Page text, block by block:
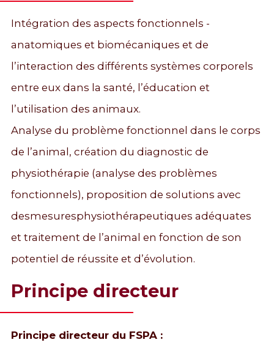
Intégration des aspects fonctionnels -
anatomiques et biomécaniques et de
l’interaction des différents systèmes corporels
entre eux dans la santé, l’éducation et
l’utilisation des animaux.
Analyse du problème fonctionnel dans le corps
de l’animal, création du diagnostic de
physiothérapie (analyse des problèmes
fonctionnels), proposition de solutions avec
desmesuresphysiothérapeutiques adéquates
et traitement de l’animal en fonction de son
potentiel de réussite et d’évolution.
Principe directeur
Principe directeur du FSPA :